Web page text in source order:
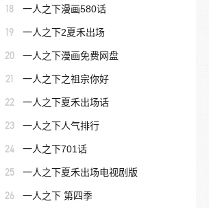
18 一人之下漫画580话
19 一人之下2夏禾出场
20 一人之下漫画免费网盘
21 一人之下之祖宗你好
22 一人之下夏禾出场话
23 一人之下人气排行
24 一人之下701话
25 一人之下夏禾出场电视剧版
26 一人之下 第四季